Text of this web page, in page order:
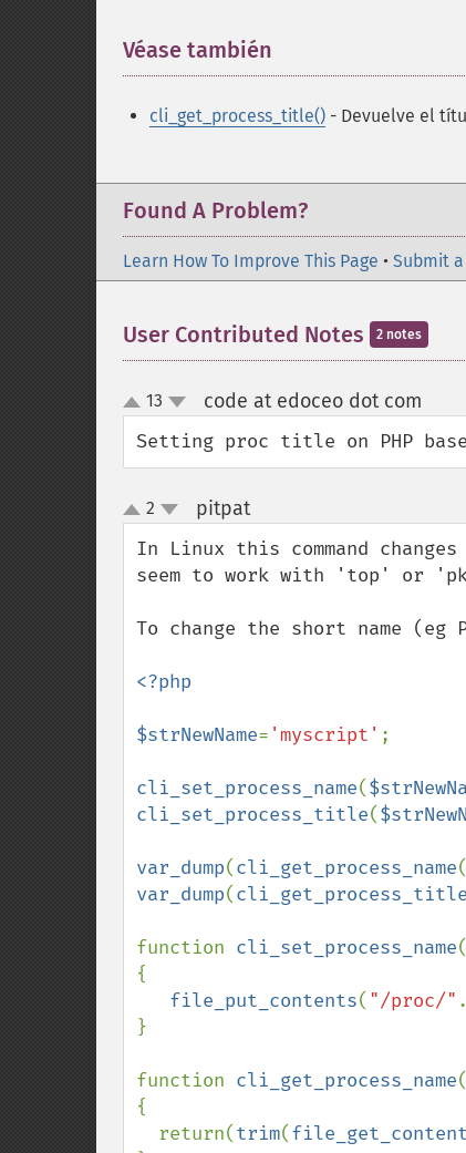
Véase también
cli_get_process_title() - Devuelve el
Found A Problem?
Learn How To Improve This Page • Submit
User Contributed Notes 2 notes
up
down
13 code at edoceo dot com
Setting proc title on PHP
up
down
2 pitpat¶
In Linux this command
seem to work with 'top' or
To change the short name (eg
<?php
$strNewName= 'myscript' ;
cli_set_process_name(
cli_set_process_title(
var_dump(cli_get_process_name
var_dump(cli_get_process_title
function cli_set_process_name(
{
file_put_contents( "/proc/" .
}
function cli_get_process_name
{
  return(
trim(